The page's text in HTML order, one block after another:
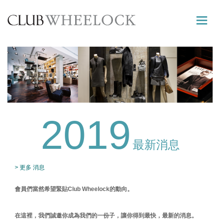
Toggle
2019 最新消息
> 更多 消息
會員們當然希望緊貼Club Wheelock的動向。
在這裡，我們誠邀你成為我們的一份子，讓你得到最快，最新的消息。